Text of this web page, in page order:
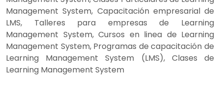
Management System, Capacitación empresarial de
LMS, Talleres para empresas de Learning
Management System, Cursos en linea de Learning
Management System, Programas de capacitación de
Learning Management System (LMS), Clases de
Learning Management System